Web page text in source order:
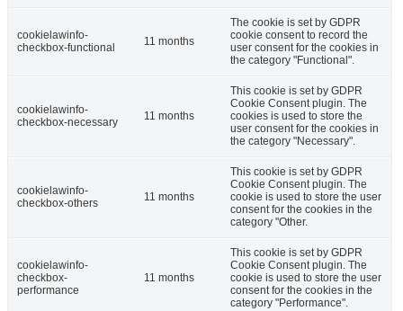
cookielawinfo-
checkbox-functional
11 months
The cookie is set by GDPR
cookie consent to record the
user consent for the cookies in
the category "Functional".
cookielawinfo-
checkbox-necessary
11 months
This cookie is set by GDPR
Cookie Consent plugin. The
cookies is used to store the
user consent for the cookies in
the category "Necessary".
cookielawinfo-
checkbox-others
11 months
This cookie is set by GDPR
Cookie Consent plugin. The
cookie is used to store the user
consent for the cookies in the
category "Other.
cookielawinfo-
checkbox-
performance
11 months
This cookie is set by GDPR
Cookie Consent plugin. The
cookie is used to store the user
consent for the cookies in the
category "Performance".